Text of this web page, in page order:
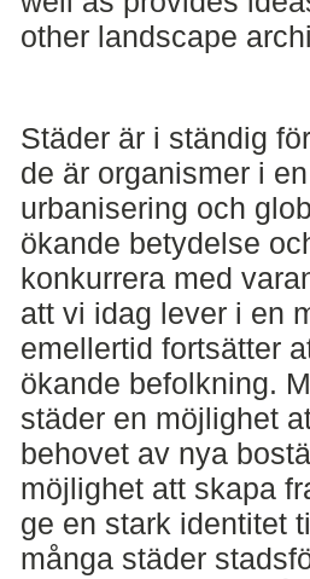
other landscape
Städer är i ständig
de är organismer i
urbanisering och
ökande betydelse
konkurrera med
att vi idag lever i en
emellertid fortsätter
ökande befolkning.
städer en möjlighet
behovet av nya
möjlighet att skapa
ge en stark identitet
många städer